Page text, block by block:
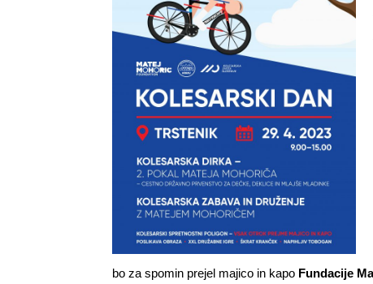
bo za spomin prejel majico in kapo Fundacije